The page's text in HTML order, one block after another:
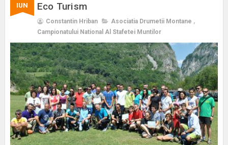
IUN
Eco Turism
Constantin Hriban Asociatia Drumetii Montane ,
Campionatului National Al Stafetei Muntilor